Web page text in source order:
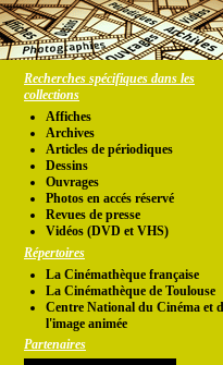
Recherches spécifiques dans les
collections
Affiches
Archives
Articles de périodiques
Dessins
Ouvrages
Photos en accés réservé
Revues de presse
Vidéos (DVD et VHS)
Répertoires
La Cinémathèque française
La Cinémathèque de Toulouse
Centre National du Cinéma et
l'image animée
Partenaires